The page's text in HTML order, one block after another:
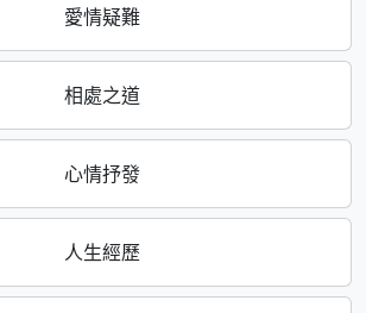
愛情疑難
相處之道
心情抒發
人生經歷